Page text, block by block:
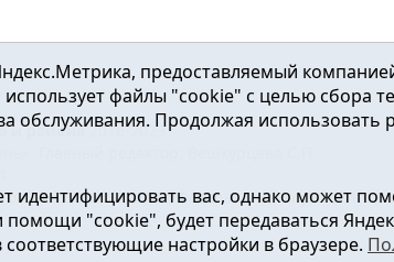
и района2016-2023
Главный редактор: Вешкурцева С.П.
24.02.2016г. выдан Федеральной службой по
предоставляемый
файлы "cookie" с целью сбора
обслуживания. Продолжая использовать
вас, однако может
"cookie", будет передаваться
настройки в браузере.